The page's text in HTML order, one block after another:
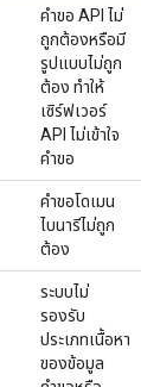
คำขอ API ไม่
ถูกต้องหรือมี
รูปแบบไม่ถูก
ต้อง ทำให้
เซิร์ฟเวอร์
API ไม่เข้าใจ
คำขอ
คำขอโดเมน
ไบนารีไม่ถูก
ต้อง
ระบบไม่
รองรับ
ประเภทเนื้อหา
ของข้อมูล